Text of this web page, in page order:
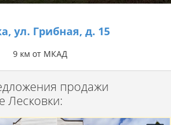
ул. Грибная, д. 15
9 км от МКАД
продажи
Лесковки: